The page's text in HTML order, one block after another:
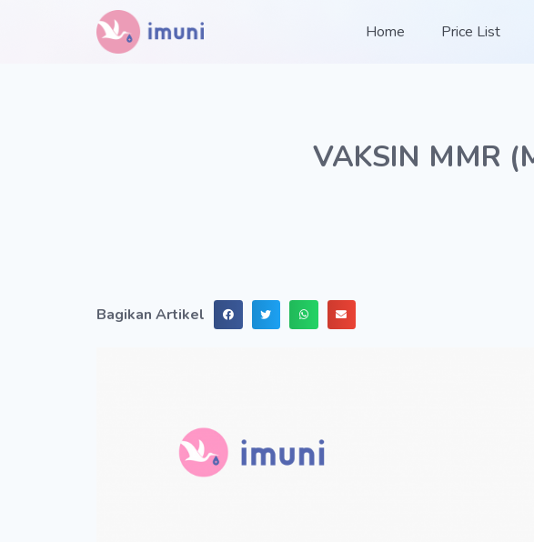
Home Price List
VAKSIN MMR
Bagikan Artikel